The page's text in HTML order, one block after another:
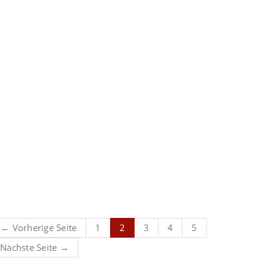
← Vorherige Seite 1 2 3 4
5
Nächste Seite →